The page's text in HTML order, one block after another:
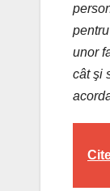
unor
cât şi